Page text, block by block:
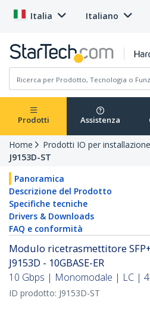
Italia Italiano
Prodotti Assistenza
Home Prodotti IO per
J9153D-ST
Panoramica
Descrizione del Prodotto
Specifiche tecniche
Drivers & Downloads
FAQ e conformità
Modulo ricetrasmettitore
J9153D - 10GBASE-ER
10 Gbps | Monomodale | LC |
ID prodotto: J9153D-ST